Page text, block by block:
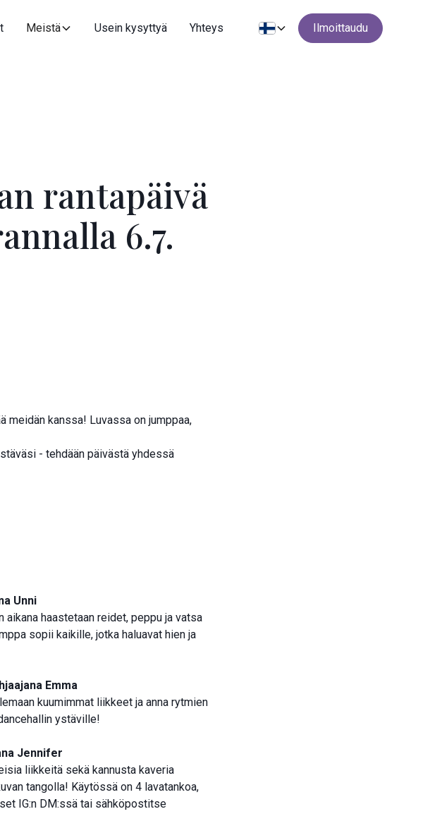
Meistä Usein kysyttyä Yhteys Ilmoittaudu
rantapäivä
6.7.
meidän kanssa! Luvassa on jumppaa,
- tehdään päivästä yhdessä
Unni
haastetaan reidet, peppu ja vatsa
sopii kaikille, jotka haluavat hien ja
Emma
kuumimmat liikkeet ja anna rytmien
ystäville!
Jennifer
liikkeitä sekä kannusta kaveria
tangolla! Käytössä on 4 lavatankoa,
IG:n DM:ssä tai sähköpostitse